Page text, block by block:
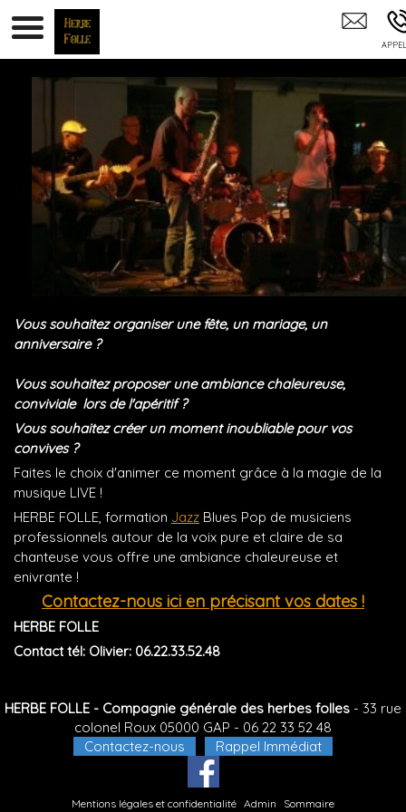
HERBE FOLLE - Compagnie Générale Des Herbes Folles Gap Briançon
Vous souhaitez organiser une fête, un mariage, un
anniversaire ?
Vous souhaitez proposer une ambiance chaleureuse,
conviviale lors de l'apéritif ?
Vous souhaitez créer un moment inoubliable pour vos
convives ?
Faites le choix d'animer ce moment grâce à la magie de la
musique LIVE !
HERBE FOLLE, formation Jazz Blues Pop de musiciens
professionnels autour de la voix pure et claire de sa
chanteuse vous offre une ambiance chaleureuse et
enivrante !
Contactez-nous ici en précisant vos dates !
HERBE FOLLE
Contact tél: Olivier: 06.22.33.52.48
HERBE FOLLE - Compagnie générale des herbes folles - 33 rue
colonel Roux 05000 GAP - 06 22 33 52 48
Contactez-nous
Rappel Immédiat
Mentions légales et confidentialité Admin Sommaire